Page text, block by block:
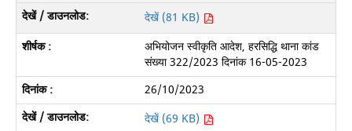
देखें (81 KB)
अभियोजन स्वीकृति आदेश, हरसिद्धि थाना कांड
संख्या 322/2023 दिनांक 16-05-2023
26/10/2023
देखें (69 KB)